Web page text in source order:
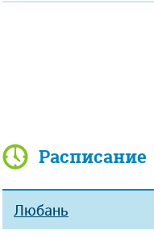
Расписание
Любань